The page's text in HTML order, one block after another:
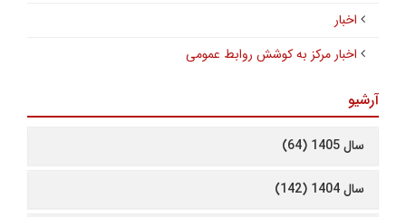
اخبار
اخبار مرکز به کوشش روابط عمومی
آرشیو
سال 1405 (64)
سال 1404 (142)